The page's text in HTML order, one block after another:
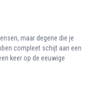
maar degene die je
compleet schijt aan een
keer op de eeuwige